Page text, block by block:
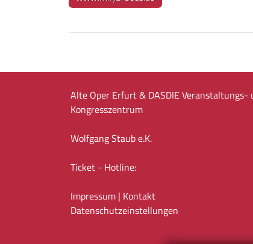
Alte Oper Erfurt & DASDIE Veranstaltungs-
Kongresszentrum
Wolfgang Staub e.K.
Ticket - Hotline:
Impressum | Kontakt
Datenschutz­einstellungen